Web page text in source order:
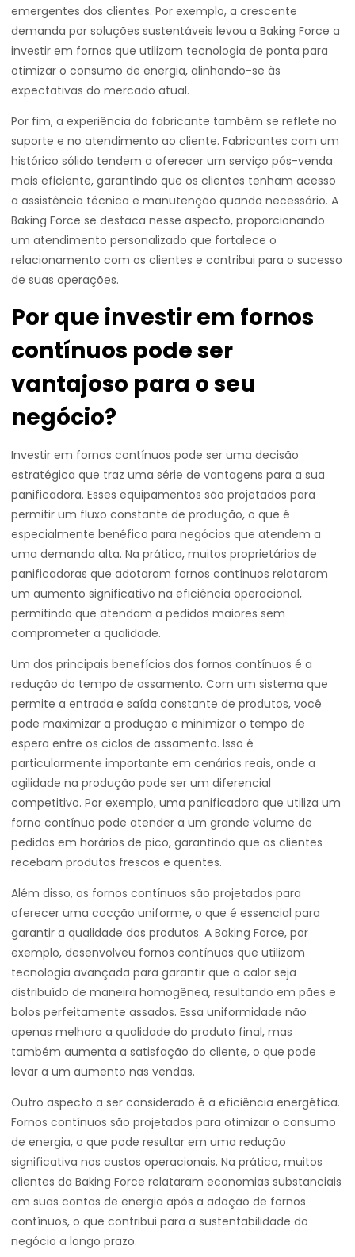
emergentes dos clientes. Por exemplo, a crescente
demanda por soluções sustentáveis levou a Baking Force a
investir em fornos que utilizam tecnologia de ponta para
otimizar o consumo de energia, alinhando-se às
expectativas do mercado atual.
Por fim, a experiência do fabricante também se reflete no
suporte e no atendimento ao cliente. Fabricantes com um
histórico sólido tendem a oferecer um serviço pós-venda
mais eficiente, garantindo que os clientes tenham acesso
a assistência técnica e manutenção quando necessário. A
Baking Force se destaca nesse aspecto, proporcionando
um atendimento personalizado que fortalece o
relacionamento com os clientes e contribui para o sucesso
de suas operações.
Por que investir em fornos
contínuos pode ser
vantajoso para o seu
negócio?
Investir em fornos contínuos pode ser uma decisão
estratégica que traz uma série de vantagens para a sua
panificadora. Esses equipamentos são projetados para
permitir um fluxo constante de produção, o que é
especialmente benéfico para negócios que atendem a
uma demanda alta. Na prática, muitos proprietários de
panificadoras que adotaram fornos contínuos relataram
um aumento significativo na eficiência operacional,
permitindo que atendam a pedidos maiores sem
comprometer a qualidade.
Um dos principais benefícios dos fornos contínuos é a
redução do tempo de assamento. Com um sistema que
permite a entrada e saída constante de produtos, você
pode maximizar a produção e minimizar o tempo de
espera entre os ciclos de assamento. Isso é
particularmente importante em cenários reais, onde a
agilidade na produção pode ser um diferencial
competitivo. Por exemplo, uma panificadora que utiliza um
forno contínuo pode atender a um grande volume de
pedidos em horários de pico, garantindo que os clientes
recebam produtos frescos e quentes.
Além disso, os fornos contínuos são projetados para
oferecer uma cocção uniforme, o que é essencial para
garantir a qualidade dos produtos. A Baking Force, por
exemplo, desenvolveu fornos contínuos que utilizam
tecnologia avançada para garantir que o calor seja
distribuído de maneira homogênea, resultando em pães e
bolos perfeitamente assados. Essa uniformidade não
apenas melhora a qualidade do produto final, mas
também aumenta a satisfação do cliente, o que pode
levar a um aumento nas vendas.
Outro aspecto a ser considerado é a eficiência energética.
Fornos contínuos são projetados para otimizar o consumo
de energia, o que pode resultar em uma redução
significativa nos custos operacionais. Na prática, muitos
clientes da Baking Force relataram economias substanciais
em suas contas de energia após a adoção de fornos
contínuos, o que contribui para a sustentabilidade do
negócio a longo prazo.